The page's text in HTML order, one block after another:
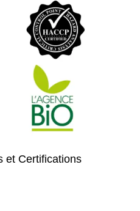
et Certifications